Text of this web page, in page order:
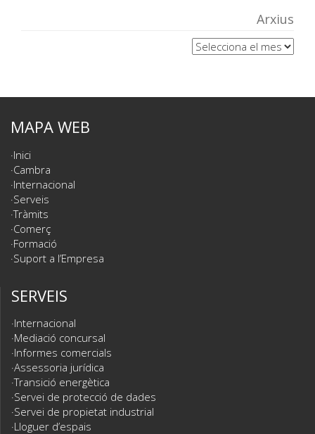
Arxius
Arxius
MAPA WEB
Inici
Cambra
Internacional
Serveis
Tràmits
Comerç
Formació
Suport a l’Empresa
SERVEIS
Internacional
Mediació concursal
Informes comercials
Assessoria jurídica
Transició energètica
Servei de protecció de dades
Servei de propietat industrial
Lloguer d’espais